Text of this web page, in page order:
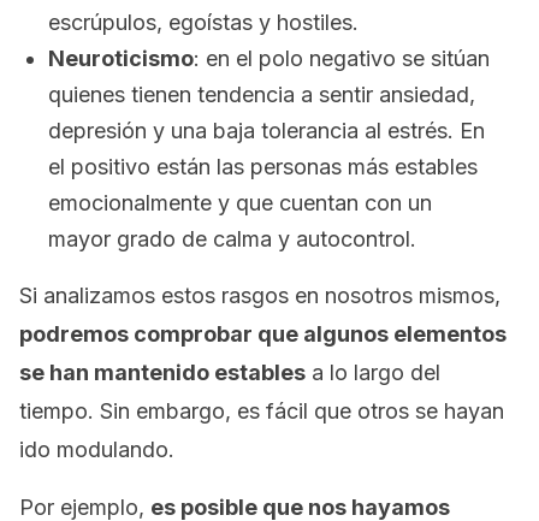
escrúpulos, egoístas y hostiles.
Neuroticismo: en el polo negativo se sitúan
quienes tienen tendencia a sentir ansiedad,
depresión y una baja tolerancia al estrés. En
el positivo están las personas más estables
emocionalmente y que cuentan con un
mayor grado de calma y autocontrol.
Si analizamos estos rasgos en nosotros mismos,
podremos comprobar que algunos elementos
se han mantenido estables a lo largo del
tiempo. Sin embargo, es fácil que otros se hayan
ido modulando.
Por ejemplo, es posible que nos hayamos